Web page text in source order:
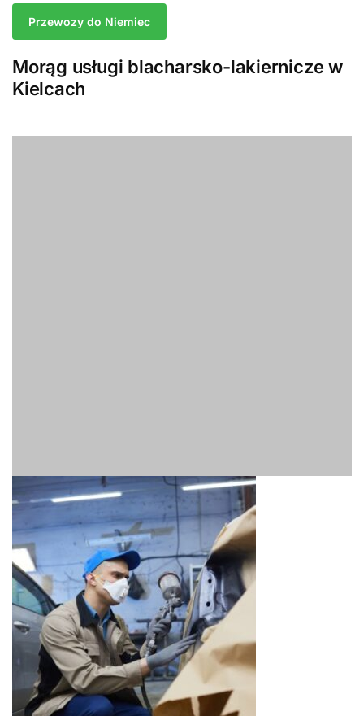
Przewozy do Niemiec
Morąg usługi blacharsko-lakiernicze w
Kielcach